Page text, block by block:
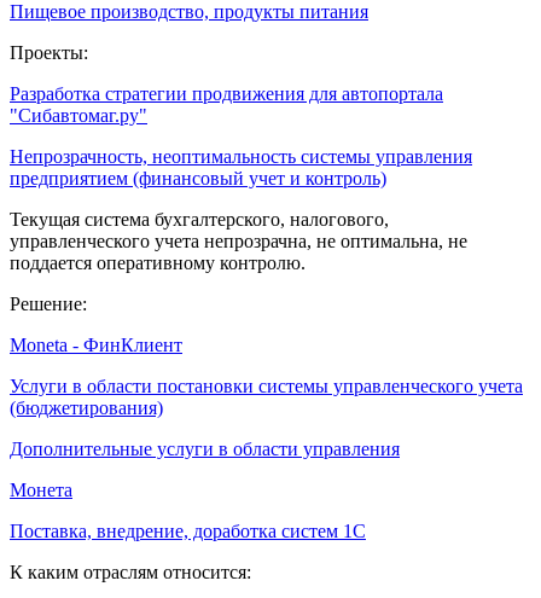
Пищевое производство, продукты питания
Проекты:
Разработка стратегии продвижения для автопортала
"Сибавтомаг.ру"
Непрозрачность, неоптимальность системы управления
предприятием (финансовый учет и контроль)
Текущая система бухгалтерского, налогового,
управленческого учета непрозрачна, не оптимальна, не
поддается оперативному контролю.
Решение:
Moneta - ФинКлиент
Услуги в области постановки системы управленческого учета
(бюджетирования)
Дополнительные услуги в области управления
Монета
Поставка, внедрение, доработка систем 1С
К каким отраслям относится: